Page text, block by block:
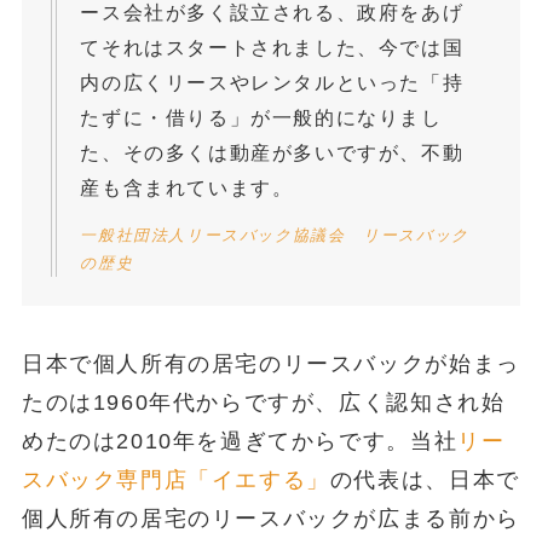
ース会社が多く設立される、政府をあげ
てそれはスタートされました、今では国
内の広くリースやレンタルといった「持
たずに・借りる」が一般的になりまし
た、その多くは動産が多いですが、不動
産も含まれています。
一般社団法人リースバック協議会 リースバック
の歴史
日本で個人所有の居宅のリースバックが始まっ
たのは1960年代からですが、広く認知され始
めたのは2010年を過ぎてからです。当社 リー
スバック専門店「イエする」 の代表は、日本で
個人所有の居宅のリースバックが広まる前から